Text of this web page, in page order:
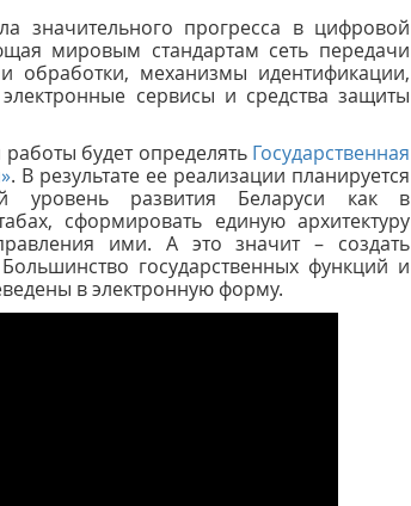
значительного прогресса в цифровой
мировым стандартам сеть передачи
механизмы идентификации,
сервисы и средства защиты
будет определять Государственная
. В результате ее реализации планируется
уровень развития Беларуси как в
сформировать единую архитектуру
ими. А это значит – создать
государственных функций и
в электронную форму.